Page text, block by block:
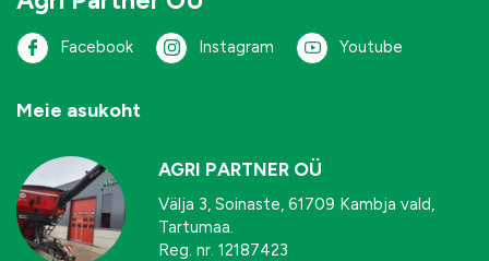
Facebook Instagram Youtube
Meie asukoht
AGRI PARTNER OÜ
Välja 3, Soinaste, 61709 Kambja vald,
Tartumaa.
Reg. nr. 12187423